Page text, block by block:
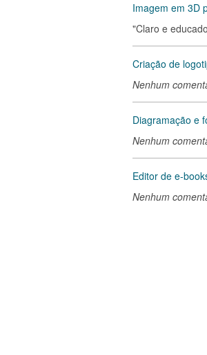
Imagem em 3D
"Claro e
Criação de
Nenhum
Diagramação e
Nenhum
Editor de e-
Nenhum